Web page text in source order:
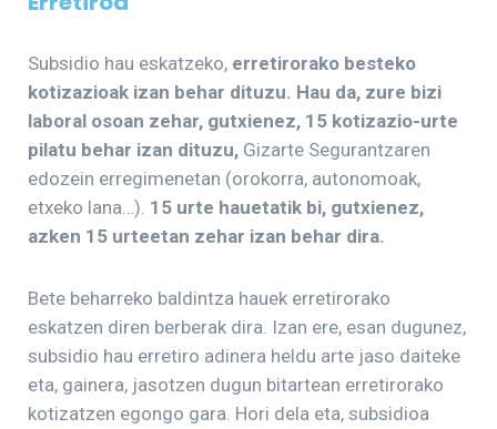
Subsidio hau eskatzeko, erretirorako besteko
kotizazioak izan behar dituzu. Hau da, zure bizi
laboral osoan zehar, gutxienez, 15 kotizazio-urte
pilatu behar izan dituzu, Gizarte Segurantzaren
edozein erregimenetan (orokorra, autonomoak,
etxeko lana…). 15 urte hauetatik bi, gutxienez,
azken 15 urteetan zehar izan behar dira.
Bete beharreko baldintza hauek erretirorako
eskatzen diren berberak dira. Izan ere, esan dugunez,
subsidio hau erretiro adinera heldu arte jaso daiteke
eta, gainera, jasotzen dugun bitartean erretirorako
kotizatzen egongo gara. Hori dela eta, subsidioa